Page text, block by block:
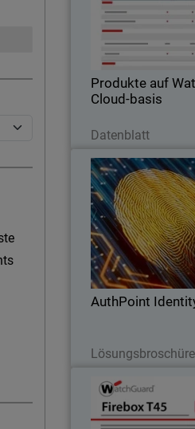
Produkte auf
Cloud-basis
Datenblatt
AuthPoint
Lösungsbroschüre
AuthPoint
Extrem